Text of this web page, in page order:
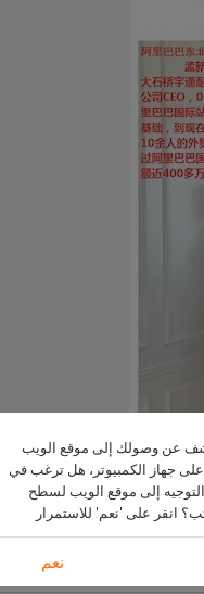
عن وصولك إلى موقع الويب
جهاز الكمبيوتر، هل ترغب في
إلى موقع الويب لسطح
انقر على 'نعم' للاستمرار
نعم